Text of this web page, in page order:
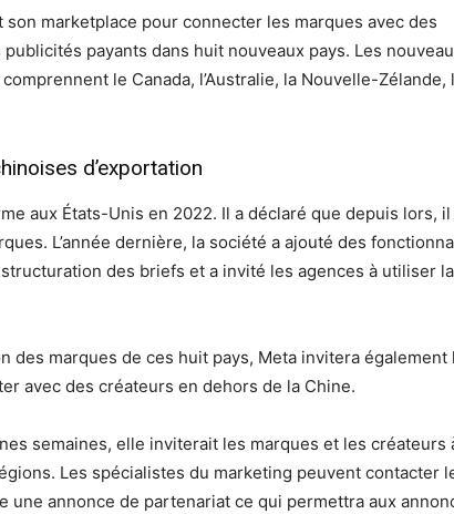
son marketplace pour connecter les marques avec des
payants dans huit nouveaux pays. Les
le Canada, l’Australie, la Nouvelle-Zélande,
d’exportation
aux États-Unis en 2022. Il a déclaré que depuis lors, il
L’année dernière, la société a ajouté des
des briefs et a invité les agences à utiliser la
des marques de ces huit pays, Meta invitera également
avec des créateurs en dehors de la Chine.
semaines, elle inviterait les marques et les créateurs
Les spécialistes du marketing peuvent contacter
une annonce de partenariat ce qui permettra aux